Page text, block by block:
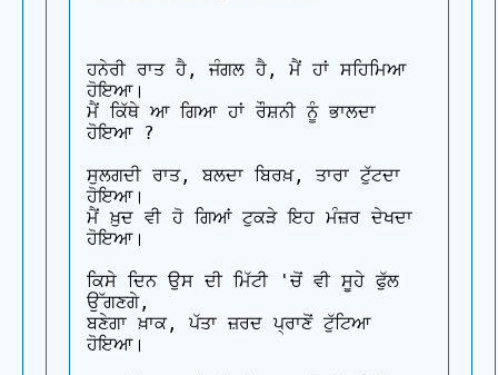
ਹਨੇਰੀ ਰਾਤ ਹੈ, ਜੰਗਲ ਹੈ, ਮੈਂ ਹਾਂ ਸਹਿਮਿਆ
ਹੋਇਆ।
ਮੈਂ ਕਿੱਥੇ ਆ ਗਿਆ ਹਾਂ ਰੌਸ਼ਨੀ ਨੂੰ ਭਾਲਦਾ
ਹੋਇਆ ?
ਸੁਲਗਦੀ ਰਾਤ, ਬਲਦਾ ਬਿਰਖ਼, ਤਾਰਾ ਟੁੱਟਦਾ
ਹੋਇਆ।
ਮੈਂ ਖ਼ੁਦ ਵੀ ਹੋ ਗਿਆਂ ਟੁਕੜੇ ਇਹ ਮੰਜ਼ਰ ਦੇਖਦਾ
ਹੋਇਆ।
ਕਿਸੇ ਦਿਨ ਉਸ ਦੀ ਮਿੱਟੀ 'ਚੋਂ ਵੀ ਸੂਹੇ ਫੁੱਲ
ਉੱਗਣਗੇ,
ਬਣੇਗਾ ਖ਼ਾਕ, ਪੱਤਾ ਜ਼ਰਦ ਪ੍ਰਾਣੋਂ ਟੁੱਟਿਆ
ਹੋਇਆ।